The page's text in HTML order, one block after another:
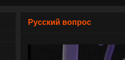
Русский вопрос